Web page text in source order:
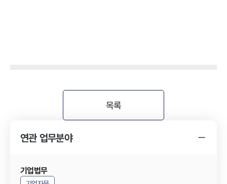
목록
연관 업무분야
기업법무